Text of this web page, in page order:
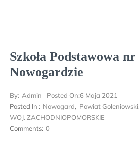
Szkoła Podstawowa
Nowogardzie
By: Admin Posted On:6 Maja 2021
Posted In : Nowogard, Powiat Goleniowski,
WOJ. ZACHODNIOPOMORSKIE
Comments: 0